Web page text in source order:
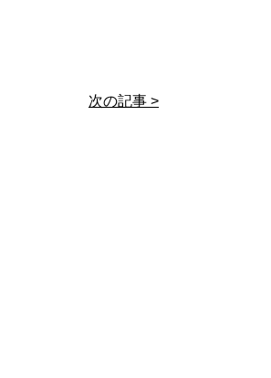
次の記事 >